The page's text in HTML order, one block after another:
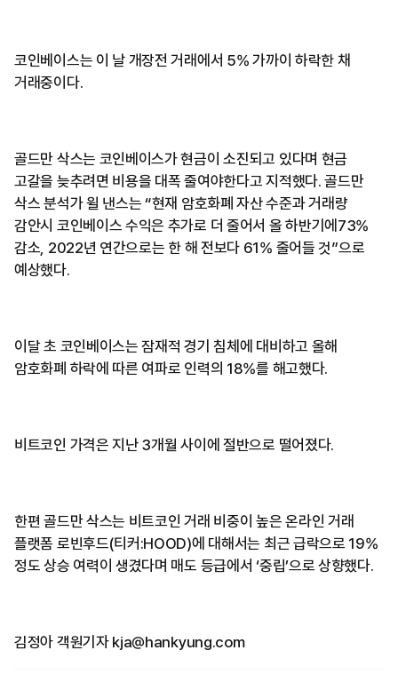
코인베이스는 이 날 개장전 거래에서 5% 가까이 하락한 채
거래중이다.
골드만 삭스는 코인베이스가 현금이 소진되고 있다며 현금
고갈을 늦추려면 비용을 대폭 줄여야한다고 지적했다. 골드만
삭스 분석가 윌 낸스는 “현재 암호화폐 자산 수준과 거래량
감안시 코인베이스 수익은 추가로 더 줄어서 올 하반기에73%
감소, 2022년 연간으로는 한 해 전보다 61% 줄어들 것”으로
예상했다.
이달 초 코인베이스는 잠재적 경기 침체에 대비하고 올해
암호화폐 하락에 따른 여파로 인력의 18%를 해고했다.
비트코인 가격은 지난 3개월 사이에 절반으로 떨어졌다.
한편 골드만 삭스는 비트코인 거래 비중이 높은 온라인 거래
플랫폼 로빈후드(티커:HOOD)에 대해서는 최근 급락으로 19%
정도 상승 여력이 생겼다며 매도 등급에서 ‘중립’으로 상향했다.
김정아 객원기자 kja@hankyung.com